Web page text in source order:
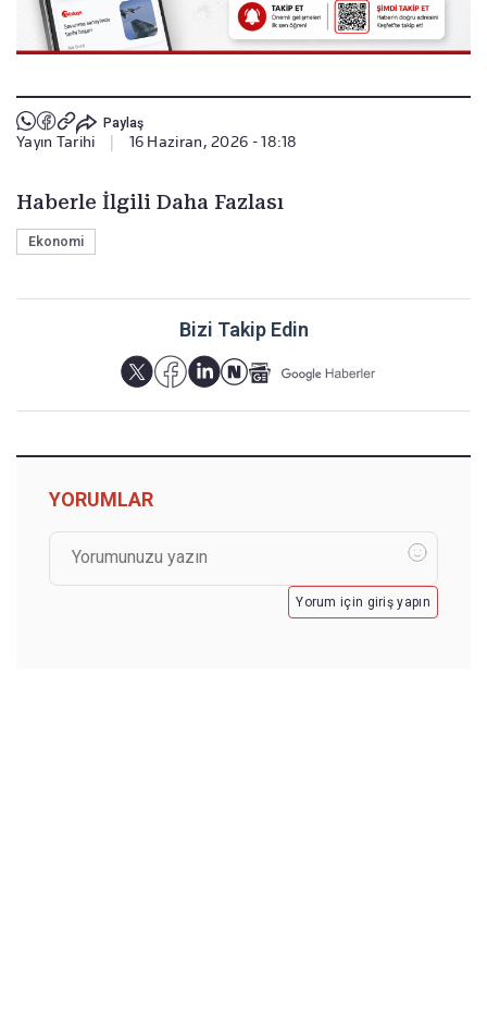
Paylaş
Yayın Tarihi 16 Haziran, 2026 - 18:18
Haberle İlgili Daha Fazlası
Ekonomi
Bizi Takip Edin
YORUMLAR
Yorum için giriş yapın